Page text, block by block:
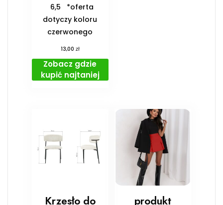
6,5 *oferta
dotyczy koloru
czerwonego
13,00 zł
Zobacz gdzie
kupić najtaniej
Krzesło do
produkt